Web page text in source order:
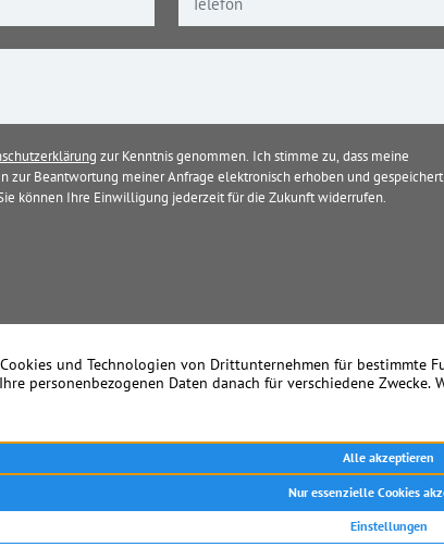
zur Kenntnis genommen. Ich stimme zu, dass meine
zur Beantwortung meiner Anfrage elektronisch erhoben und gespeichert
können Ihre Einwilligung jederzeit für die Zukunft widerrufen.